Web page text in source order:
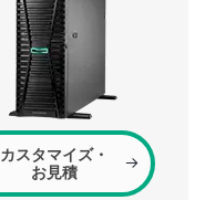
カスタマイズ・
お見積